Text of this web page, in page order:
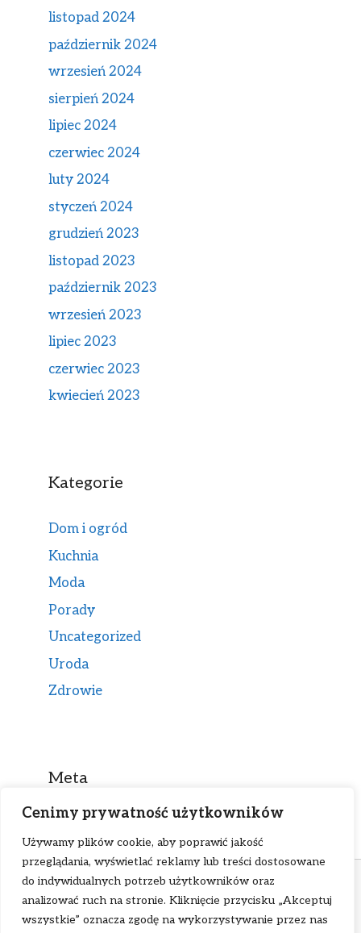
Cenimy prywatność użytkowników
Używamy plików cookie, aby poprawić jakość
przeglądania, wyświetlać reklamy lub treści dostosowane
do indywidualnych potrzeb użytkowników oraz
analizować ruch na stronie. Kliknięcie przycisku „Akceptuj
wszystkie” oznacza zgodę na wykorzystywanie przez nas
listopad 2024
październik 2024
wrzesień 2024
sierpień 2024
lipiec 2024
czerwiec 2024
luty 2024
styczeń 2024
grudzień 2023
listopad 2023
październik 2023
wrzesień 2023
lipiec 2023
czerwiec 2023
kwiecień 2023
Kategorie
Dom i ogród
Kuchnia
Moda
Porady
Uncategorized
Uroda
Zdrowie
Meta
Zaloguj się
Kanał wpisów
Kanał komentarzy
WordPress.org
ℹ W ramach tej strony stosujemy pliki cookies.
Korzystanie z niej bez zmiany ustawień cookies
oznacza, że będą one zamieszczane w tym urządzeniu